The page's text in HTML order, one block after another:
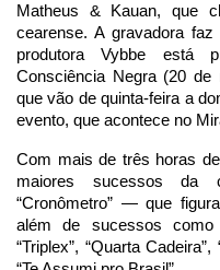
Matheus & Kauan, que
cearense. A gravadora
produtora Vybbe está
Consciência Negra (20 de
que vão de quinta-feira a
evento, que acontece no
Com mais de três horas
maiores sucessos da
“Cronômetro” — que
além de sucessos como
“Triplex”, “Quarta